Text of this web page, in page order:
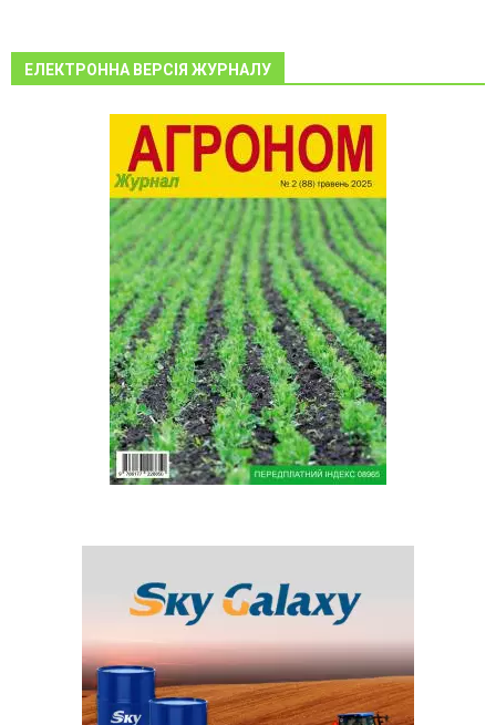
ЕЛЕКТРОННА ВЕРСІЯ ЖУРНАЛУ